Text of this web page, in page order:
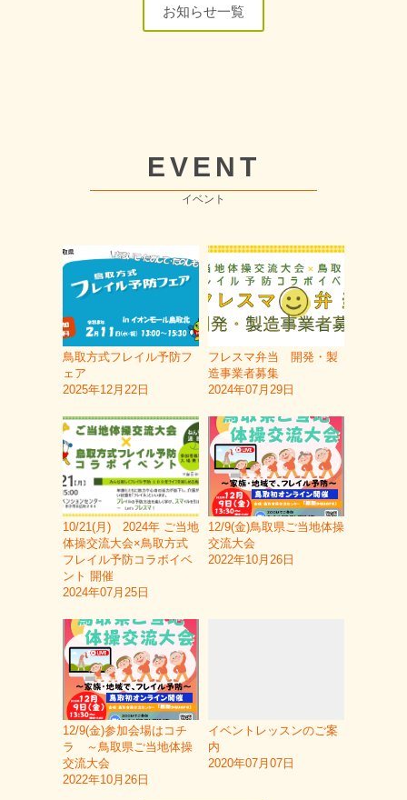
お知らせ一覧
EVENT
イベント
鳥取方式フレイル予防フ
ェア
2025年12月22日
フレスマ弁当 開発・製
造事業者募集
2024年07月29日
10/21(月) 2024年 ご当地
体操交流大会×鳥取方式
フレイル予防コラボイベ
ント 開催
2024年07月25日
12/9(金)鳥取県ご当地体操
交流大会
2022年10月26日
12/9(金)参加会場はコチ
ラ ～鳥取県ご当地体操
交流大会
2022年10月26日
イベントレッスンのご案
内
2020年07月07日